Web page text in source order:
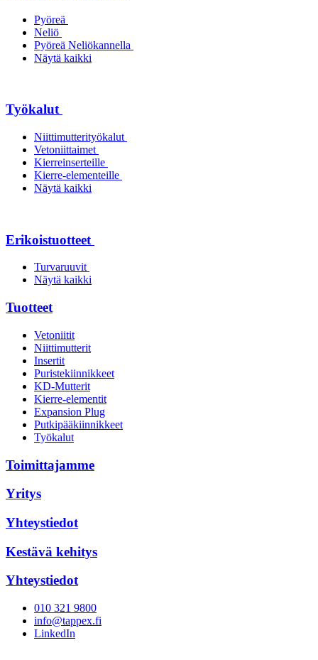
Pyöreä
Neliö
Pyöreä Neliökannella
Näytä kaikki
Työkalut
Niittimutterityökalut
Vetoniittaimet
Kierreinserteille
Kierre-elementeille
Näytä kaikki
Erikoistuotteet
Turvaruuvit
Näytä kaikki
Tuotteet
Vetoniitit
Niittimutterit
Insertit
Puristekiinnikkeet
KD-Mutterit
Kierre-elementit
Expansion Plug
Putkipääkiinnikkeet
Työkalut
Toimittajamme
Yritys
Yhteystiedot
Kestävä kehitys
Yhteystiedot
010 321 9800
info@tappex.fi
LinkedIn